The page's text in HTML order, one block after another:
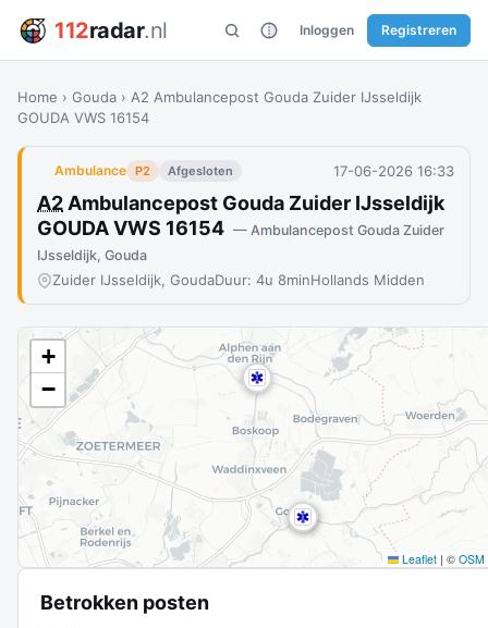
112radar.nl Inloggen Registreren
Home › Gouda › A2 Ambulancepost Gouda Zuider IJsseldijk
GOUDA VWS 16154
Ambulance P2 Afgesloten 17-06-2026 16:33
A2 Ambulancepost Gouda Zuider IJsseldijk
GOUDA VWS 16154 — Ambulancepost Gouda Zuider
IJsseldijk, Gouda
Zuider IJsseldijk, GoudaDuur: 4u 8minHollands Midden
+
−
Leaflet | © OSM
Betrokken posten